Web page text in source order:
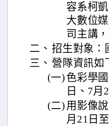
容系柯
大數位
司主講
二、 招生對象：
三、 營隊資訊如
(一) 色彩學
日、7月
(二) 用影像
月21日